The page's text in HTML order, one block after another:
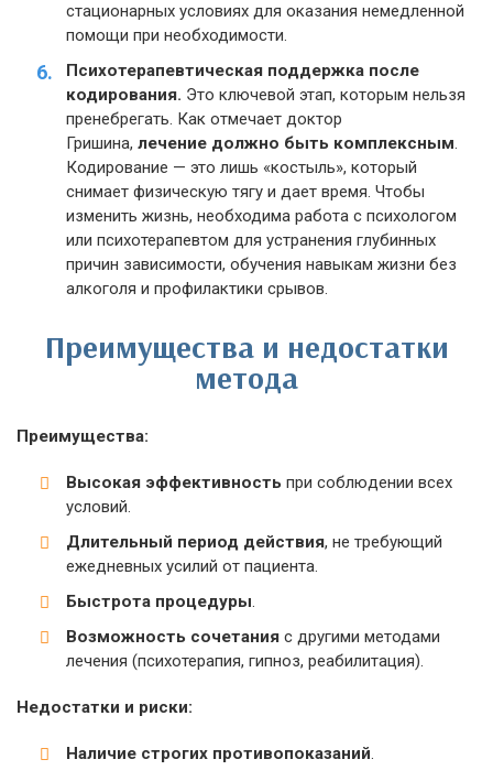
стационарных условиях для оказания немедленной
помощи при необходимости.
Психотерапевтическая поддержка после
кодирования. Это ключевой этап, которым нельзя
пренебрегать. Как отмечает доктор
Гришина, лечение должно быть комплексным.
Кодирование — это лишь «костыль», который
снимает физическую тягу и дает время. Чтобы
изменить жизнь, необходима работа с психологом
или психотерапевтом для устранения глубинных
причин зависимости, обучения навыкам жизни без
алкоголя и профилактики срывов.
Преимущества и недостатки
метода
Преимущества:
Высокая эффективность при соблюдении всех
условий.
Длительный период действия, не требующий
ежедневных усилий от пациента.
Быстрота процедуры.
Возможность сочетания с другими методами
лечения (психотерапия, гипноз, реабилитация).
Недостатки и риски:
Наличие строгих противопоказаний.